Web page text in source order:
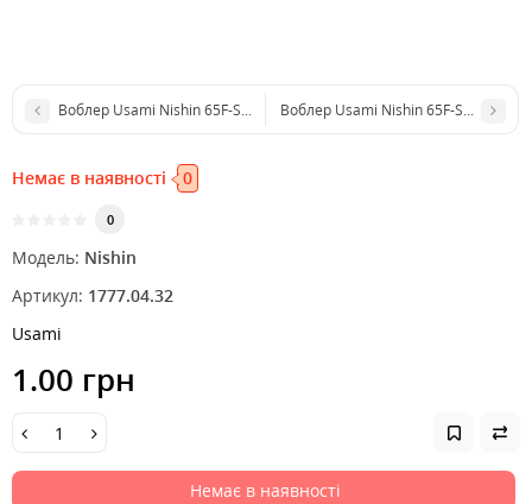
Воблер Usami Nishin 65F-SR 6.6 g UR02 (0.8 m)Воблер Usami Nishin 65F-SR 6.6 g
Немає в наявності 0
0
Модель: Nishin
Артикул: 1777.04.32
Usami
1.00 грн
Немає в наявності